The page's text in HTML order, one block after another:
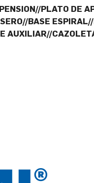
PLATO DE
BASE
AUXILIAR//